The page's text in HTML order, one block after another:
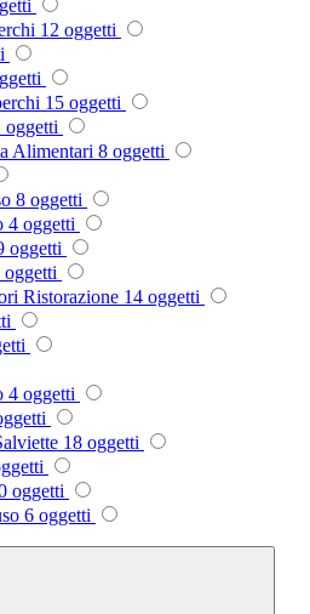
12 oggetti
15 oggetti
oggetti
Alimentari 8 oggetti
8 oggetti
4 oggetti
oggetti
oggetti
Ristorazione 14 oggetti
4 oggetti
18 oggetti
oggetti
6 oggetti